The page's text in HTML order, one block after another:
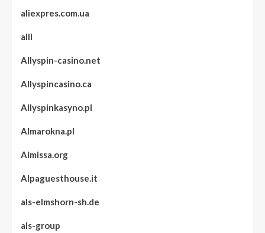
aliexpres.com.ua
alll
Allyspin-casino.net
Allyspincasino.ca
Allyspinkasyno.pl
Almarokna.pl
Almissa.org
Alpaguesthouse.it
als-elmshorn-sh.de
als-group